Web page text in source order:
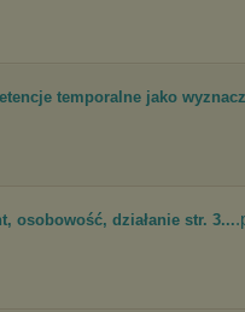
temporalne jako
osobowość, działanie str. 3...